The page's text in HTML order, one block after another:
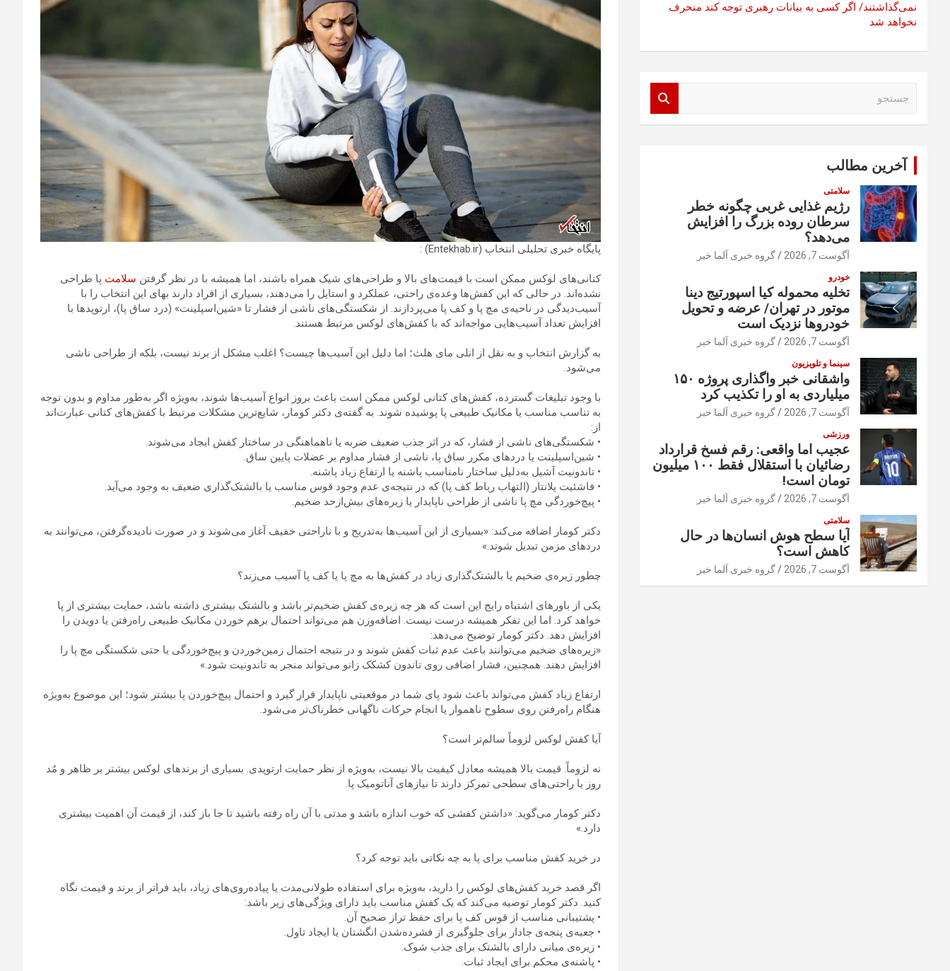
پایگاه خبری تحلیلی انتخاب (Entekhab.ir) :
کتانی‌های لوکس ممکن است با قیمت‌های بالا و طراحی‌های شیک همراه باشند، اما همیشه با در نظر گرفتن سلامت پا طراحی
نشده‌اند. در حالی که این کفش‌ها وعده‌ی راحتی، عملکرد و استایل را می‌دهند، بسیاری از افراد دارند بهای این انتخاب را با
آسیب‌دیدگی در ناحیه‌ی مچ پا و کف پا می‌پردازند. از شکستگی‌های ناشی از فشار تا «شین‌اسپلینت» (درد ساق پا)، ارتوپدها با
افزایش تعداد آسیب‌هایی مواجه‌اند که با کفش‌های لوکس مرتبط هستند.
به گزارش انتخاب و به نقل از انلی مای هلث؛ اما دلیل این آسیب‌ها چیست؟ اغلب مشکل از برند نیست، بلکه از طراحی ناشی
می‌شود.
با وجود تبلیغات گسترده، کفش‌های کتانی لوکس ممکن است باعث بروز انواع آسیب‌ها شوند، به‌ویژه اگر به‌طور مداوم و بدون توجه
به تناسب مناسب یا مکانیک طبیعی پا پوشیده شوند. به گفته‌ی دکتر کومار، شایع‌ترین مشکلات مرتبط با کفش‌های کتانی عبارت‌اند
از:
• شکستگی‌های ناشی از فشار، که در اثر جذب ضعیف ضربه یا ناهماهنگی در ساختار کفش ایجاد می‌شوند.
• شین‌اسپلینت یا دردهای مکرر ساق پا، ناشی از فشار مداوم بر عضلات پایین ساق.
• تاندونیت آشیل به‌دلیل ساختار نامناسب پاشنه یا ارتفاع زیاد پاشنه.
• فاشئیت پلانتار (التهاب رباط کف پا) که در نتیجه‌ی عدم وجود قوس مناسب یا بالشتک‌گذاری ضعیف به وجود می‌آید.
• پیچ‌خوردگی مچ پا ناشی از طراحی ناپایدار یا زیره‌های بیش‌ازحد ضخیم.
دکتر کومار اضافه می‌کند: «بسیاری از این آسیب‌ها به‌تدریج و با ناراحتی خفیف آغاز می‌شوند و در صورت نادیده‌گرفتن، می‌توانند به
دردهای مزمن تبدیل شوند.»
چطور زیره‌ی ضخیم یا بالشتک‌گذاری زیاد در کفش‌ها به مچ پا یا کف پا آسیب می‌زند؟
یکی از باورهای اشتباه رایج این است که هر چه زیره‌ی کفش ضخیم‌تر باشد و بالشتک بیشتری داشته باشد، حمایت بیشتری از پا
خواهد کرد. اما این تفکر همیشه درست نیست. اضافه‌وزن هم می‌تواند احتمال برهم خوردن مکانیک طبیعی راه‌رفتن یا دویدن را
افزایش دهد. دکتر کومار توضیح می‌دهد:
«زیره‌های ضخیم می‌توانند باعث عدم ثبات کفش شوند و در نتیجه احتمال زمین‌خوردن و پیچ‌خوردگی یا حتی شکستگی مچ پا را
افزایش دهند. همچنین، فشار اضافی روی تاندون کشکک زانو می‌تواند منجر به تاندونیت شود.»
ارتفاع زیاد کفش می‌تواند باعث شود پای شما در موقعیتی ناپایدار قرار گیرد و احتمال پیچ‌خوردن پا بیشتر شود؛ این موضوع به‌ویژه
هنگام راه‌رفتن روی سطوح ناهموار یا انجام حرکات ناگهانی خطرناک‌تر می‌شود.
آیا کفش لوکس لزوماً سالم‌تر است؟
نه لزوماً. قیمت بالا همیشه معادل کیفیت بالا نیست، به‌ویژه از نظر حمایت ارتوپدی. بسیاری از برندهای لوکس بیشتر بر ظاهر و مُد
روز یا راحتی‌های سطحی تمرکز دارند تا نیازهای آناتومیک پا.
دکتر کومار می‌گوید: «داشتن کفشی که خوب اندازه باشد و مدتی با آن راه رفته باشید تا جا باز کند، از قیمت آن اهمیت بیشتری
دارد.»
در خرید کفش مناسب برای پا به چه نکاتی باید توجه کرد؟
اگر قصد خرید کفش‌های لوکس را دارید، به‌ویژه برای استفاده طولانی‌مدت یا پیاده‌روی‌های زیاد، باید فراتر از برند و قیمت نگاه
کنید. دکتر کومار توصیه می‌کند که یک کفش مناسب باید دارای ویژگی‌های زیر باشد:
• پشتیبانی مناسب از قوس کف پا برای حفظ تراز صحیح آن.
• جعبه‌ی پنجه‌ی جادار برای جلوگیری از فشرده‌شدن انگشتان یا ایجاد تاول.
• زیره‌ی میانی دارای بالشتک برای جذب شوک.
• پاشنه‌ی محکم برای ایجاد ثبات.
نمی‌گذاشتند/ اگر کسی به بیانات رهبری توجه کند منحرف
نخواهد شد
آخرین مطالب
سلامتی
رژیم غذایی غربی چگونه خطر
سرطان روده بزرگ را افزایش
می‌دهد؟
آگوست 7, 2026 گروه خبری آلما خبر
خودرو
تخلیه محموله کیا اسپورتیج دینا
موتور در تهران/ عرضه و تحویل
خودروها نزدیک است
آگوست 7, 2026 گروه خبری آلما خبر
سینما و تلویزیون
واشقانی خبر واگذاری پروژه ۱۵۰
میلیاردی به او را تکذیب کرد
آگوست 7, 2026 گروه خبری آلما خبر
ورزشی
عجیب اما واقعی: رقم فسخ قرارداد
رضائیان با استقلال فقط ۱۰۰ میلیون
تومان است!
آگوست 7, 2026 گروه خبری آلما خبر
سلامتی
آیا سطح هوش انسان‌ها در حال
کاهش است؟
آگوست 7, 2026 گروه خبری آلما خبر